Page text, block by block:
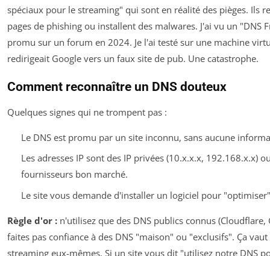
spéciaux pour le streaming" qui sont en réalité des pièges. Ils
pages de phishing ou installent des malwares. J'ai vu un "DNS
promu sur un forum en 2024. Je l'ai testé sur une machine
redirigeait Google vers un faux site de pub. Une catastrophe.
Comment reconnaître un DNS douteux
Quelques signes qui ne trompent pas :
Le DNS est promu par un site inconnu, sans aucune
Les adresses IP sont des IP privées (10.x.x.x, 192.168.x.x)
fournisseurs bon marché.
Le site vous demande d'installer un logiciel pour
Règle d'or : n'utilisez que des DNS publics connus (Cloudflare,
faites pas confiance à des DNS "maison" ou "exclusifs". Ça
streaming eux-mêmes. Si un site vous dit "utilisez notre DNS